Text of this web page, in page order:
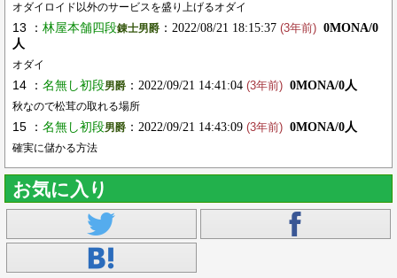
オダイロイド以外のサービスを盛り上げるオダイ
13 ： 林屋本舗四段錬士男爵 ：2022/08/21 18:15:37 (3年前) 0MONA/0
人
オダイ
14 ： 名無し初段男爵 ：2022/09/21 14:41:04 (3年前) 0MONA/0人
秋なので松茸の取れる場所
15 ： 名無し初段男爵 ：2022/09/21 14:43:09 (3年前) 0MONA/0人
確実に儲かる方法
お気に入り